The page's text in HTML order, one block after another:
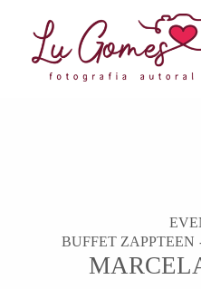
BUFFET ZAPPTEEN